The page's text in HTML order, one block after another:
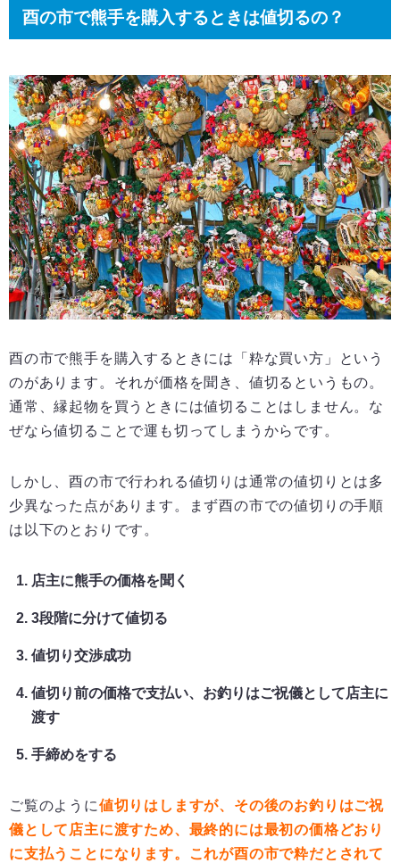
酉の市で熊手を購入するときは値切るの？
酉の市で熊手を購入するときには「粋な買い方」という
のがあります。それが価格を聞き、値切るというもの。
通常、縁起物を買うときには値切ることはしません。な
ぜなら値切ることで運も切ってしまうからです。
しかし、酉の市で行われる値切りは通常の値切りとは多
少異なった点があります。まず酉の市での値切りの手順
は以下のとおりです。
店主に熊手の価格を聞く
3段階に分けて値切る
値切り交渉成功
値切り前の価格で支払い、お釣りはご祝儀として店主に
渡す
手締めをする
ご覧のように値切りはしますが、その後のお釣りはご祝
儀として店主に渡すため、最終的には最初の価格どおり
に支払うことになります。これが酉の市で粋だとされて